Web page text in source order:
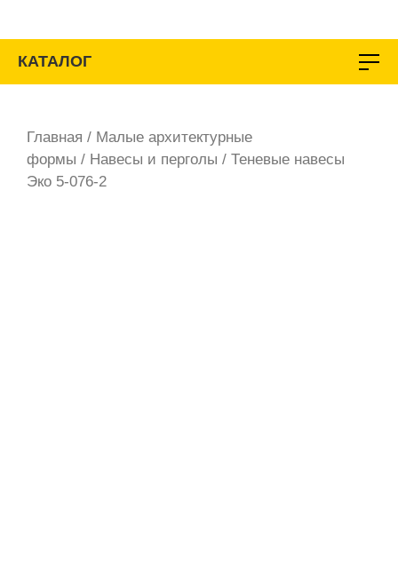
содержимому
КАТАЛОГ
Главная / Малые архитектурные
формы / Навесы и перголы / Теневые навесы
Эко 5-076-2